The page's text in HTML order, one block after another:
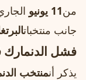
من11 يونيو
جانب منتخبات
فشل الدنمارك
يذكر أنمنتخب